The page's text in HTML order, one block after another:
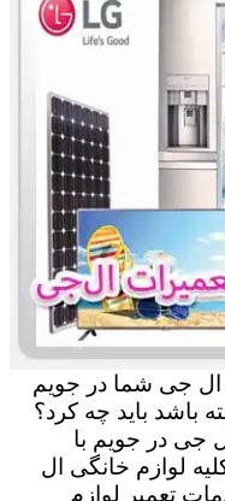
ال جی شما در جویم
باشد باید چه کرد؟
جی در جویم با
لوازم خانگی ال
تعمیر لوازم